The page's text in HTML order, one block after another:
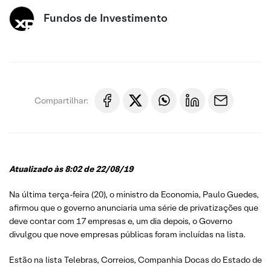
Fundos de Investimento
Compartilhar:
Atualizado às 8:02 de 22/08/19
Na última terça-feira (20), o ministro da Economia, Paulo Guedes,
afirmou que o governo anunciaria uma série de privatizações que
deve contar com 17 empresas e, um dia depois, o Governo
divulgou que nove empresas públicas foram incluídas na lista.
Estão na lista Telebras, Correios, Companhia Docas do Estado de